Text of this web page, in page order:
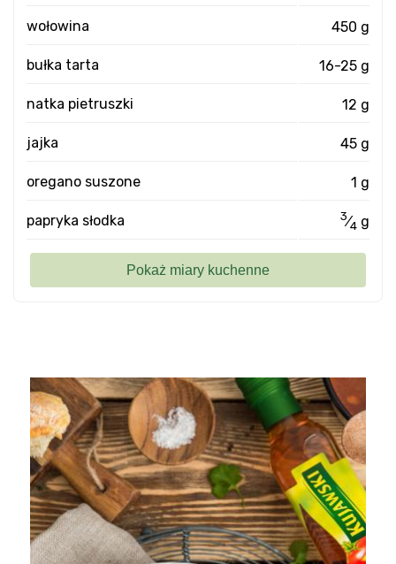
wołowina 450 g
bułka tarta 16-25 g
natka pietruszki 12 g
jajka 45 g
oregano suszone 1 g
papryka słodka 3⁄4 g